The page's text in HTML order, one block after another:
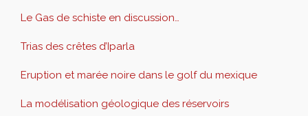
Le Gas de schiste en discussion…
Trias des crêtes d’Iparla
Eruption et marée noire dans le golf du mexique
La modélisation géologique des réservoirs